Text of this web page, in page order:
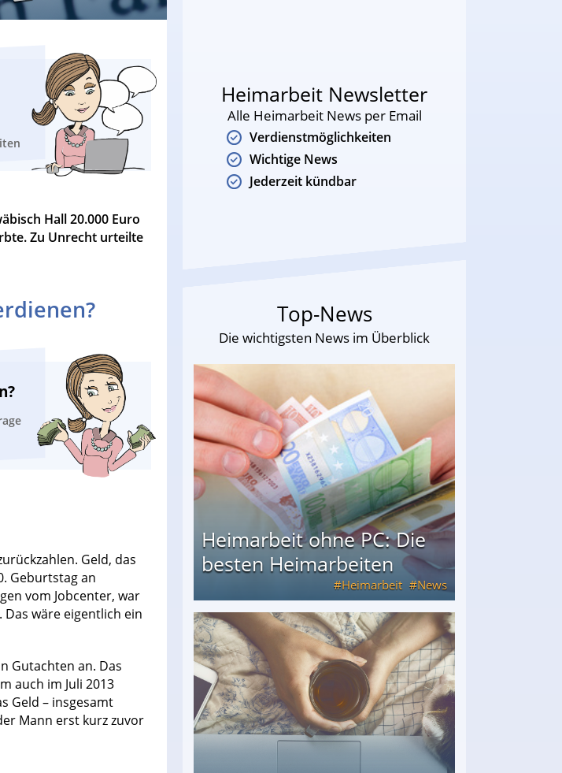
Hall 20.000 Euro
Zu Unrecht urteilte
Geld, das
Geburtstag an
vom Jobcenter, war
wäre eigentlich ein
Gutachten an. Das
auch im Juli 2013
Geld – insgesamt
Mann erst kurz zuvor
Heimarbeit Newsletter
Alle Heimarbeit News per Email
Verdienstmöglichkeiten
Wichtige News
Jederzeit kündbar
Top-News
Die wichtigsten News im Überblick
Heimarbeit ohne PC: Die
besten Heimarbeiten
Heimarbeit News
ohne PC: Die besten Heimarbeiten